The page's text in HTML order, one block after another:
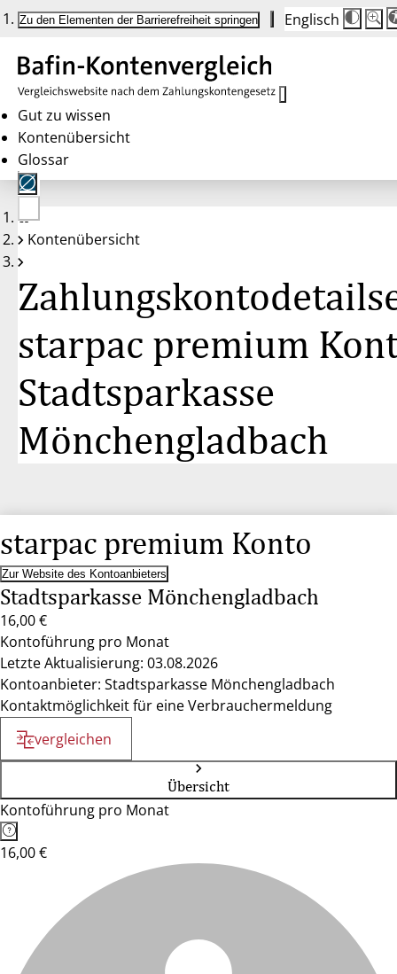
Zu den Elementen der Barrierefreiheit springen Englisch
Die
auf
100
100
Gut zu wissen
Kontenübersicht
Glossar
Keine
Konten
Kontenübersicht
starpac premium
Stadtsparkasse
Mönchengladbach
starpac premium Konto
Zur Website des Kontoanbieters
Stadtsparkasse Mönchengladbach
16,00 €
Kontoführung pro Monat
Letzte Aktualisierung: 03.08.2026
Kontoanbieter: Stadtsparkasse Mönchengladbach
Kontaktmöglichkeit für eine Verbrauchermeldung
vergleichen
Übersicht
Kontoführung pro Monat
16,00 €